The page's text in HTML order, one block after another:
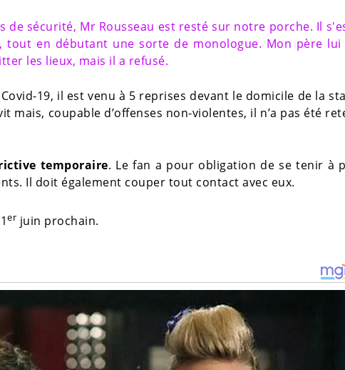
de sécurité, Mr Rousseau est resté sur notre porche. Il
tout en débutant une sorte de monologue. Mon père lui
les lieux, mais il a refusé.
19, il est venu à 5 reprises devant le domicile de la
mais, coupable d’offenses non-violentes, il n’a pas été
temporaire. Le fan a pour obligation de se tenir à
Il doit également couper tout contact avec eux.
er juin prochain.